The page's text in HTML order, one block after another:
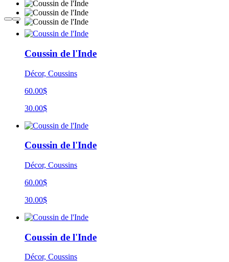
Coussin de l'Inde
Décor, Coussins
60.00$
30.00$
Coussin de l'Inde
Décor, Coussins
60.00$
30.00$
Coussin de l'Inde
Décor, Coussins